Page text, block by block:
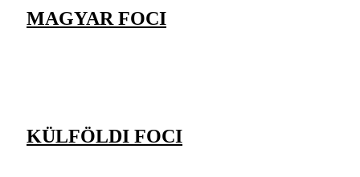
MAGYAR FOCI
KÜLFÖLDI FOCI